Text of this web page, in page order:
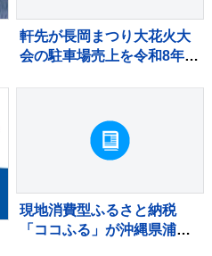
軒先が長岡まつり大花火大
会の駐車場売上を令和8年熊
現地消費型ふるさと納税
「ココふる」が沖縄県浦添